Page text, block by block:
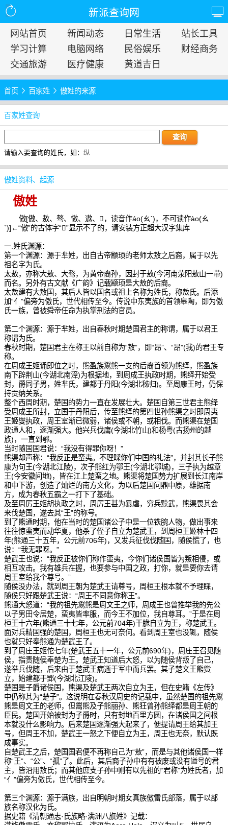
新派查询网
网站首页 新闻动态 日常生活
站长工具
学习计算
电脑网络 民俗娱乐
财经商务
交通旅游
医疗健康 黄道吉日
首页 百家姓 傲姓的来源
百家姓查询
请输入要查询的姓氏，如： 纵
傲姓资料、起源
傲姓
傲[傲、敖、骜、慠、遨、𢾕，读音作áo(ㄠˊ)，不可读作ào(ㄠ
ˋ)]←“傲”的古体字“𢾕”显示不了的，请安装方正超大汉字集库
一.姓氏渊源：
第一个渊源：源于芈姓，出自古帝颛顼的老师太敖之后裔，属于以先
祖名字为氏。
太敖，亦称大敖、大骜，为黄帝裔孙，因封于敖(今河南荥阳敖山一带)
而名。另外有古文献《广韵》记载颛顼是大敖的后裔。
太敖建有大敖国，其后人皆以国名或祖上名称为姓氏，称敖氏。后添
加“亻”偏旁为傲氏，世代相传至今。传说中东夷族的首领皋陶，即为傲
氏一族，曾被舜帝任命为执掌刑法的官员。
第二个渊源：源于芈姓，出自春秋时期楚国君主的称谓，属于以君王
称谓为氏。
春秋时期，楚国君主在称王以前自称为“敖”，即“昂”、“昂”(我)的君王专
称。
在周成王姬诵即位之时，熊盈族鬻熊一支的后裔首领为熊绎，熊盈族
南下辟荆山(今湖北南漳)为根据地，到周成王执政时期，熊绎开始受
封，爵同子男，姓芈氏，建都于丹阳(今湖北秭归)。至周康王时，仍保
持贡纳关系。
整个西周时期，楚国的势力一直在发展壮大。楚国自第三世君主熊绎
受周成王所封，立国于丹阳后，传至熊绎的第四世孙熊渠之时即周夷
王姬燮执政，周王室渐已微弱，诸侯或不朝，或相伐。而熊渠在楚国
政通人和，逐渐强大。他兴兵伐庸(今湖北竹山)和杨粤(古扬州的越
族)，一直到鄂。
当时随国国君说：“我没有得罪你呀！”
熊渠却声称：“我反正是蛮夷。不理睬你们中国的礼法”，并封其长子熊
康为句王(今湖北江陵)，次子熊红为鄂王(今湖北鄂城)，三子执为越章
王(今安徽间地)，皆在江上楚蛮之地。熊渠将楚国势力扩展到长江南岸
和中下游，创造了灿烂的南方文化，为以后楚国问鼎中原，雄据南
方，成为春秋五霸之一打下了基础。
及至周厉王姬胡执政之时，周厉王甚为暴虐，穷兵黩武，熊渠畏其会
来伐楚国，遂去其“王”的称号。
到了熊通时期，他在当时的楚国诸公子中是一位铁腕人物，做出事来
往往惊蛮夷而动华夏，他杀了侄子自立为楚武王，到周桓王姬林十四
年(熊通三十五年，公元前706年)，又发兵征伐伐随国，随侯慌了，也
说：“我无罪呀。”
楚武王也说：“我反正被你们称作蛮夷，今你们诸侯国皆为叛相侵，或
相互攻击。我有雄兵在握，也要参与中国之政，打你，就是要你去请
周王室给我个尊号。”
随侯没办法，就到周王朝为楚武王请尊号，周桓王根本就不予理睬，
随侯只好跟楚武王说：“周王不同意你称王”。
熊通大怒道：“我的祖先鬻熊是周文王之师，周成王也曾推举我的先公
以子男田令居楚，蛮夷皆率服，而今王不加位，我自尊耳。”于是在周
桓王十六年(熊通三十七年，公元前704年)干脆自立为王，称楚武王。
面对兵精国强的楚国，周桓王也无可奈何。看到周王室也没辄，随侯
也就只好奉熊通为楚武王了。
到了周庄王姬佗七年(楚武王五十一年，公元前690年)，周庄王召见随
侯，指责随侯奉楚为王。楚武王知道后大怒，以为随侯背叛了自己，
遂举兵伐随，后来由于楚武王病逝于军中而兵罢。其子楚文王熊赀
立，始建都于郢(今湖北江陵)。
楚国是子爵诸侯国，熊渠及楚武王两次自立为王，但在史籍《左传》
中仍称其为“楚子”。这说明在春秋汉周史的记载中，虽然楚国的祖先鬻
熊是周文王的老师，但鬻熊及子熊丽孙、熊狂曾孙熊绎都是周王朝的
臣民。楚国开始被封为子爵时，只有封地百里方圆，在诸侯国之间根
本就没什么影响力。后来楚国逐渐强大起来了，便提请周王给其加王
号，但周王不加，楚武王一怒之下便自立为王，周王也无奈，默认既
成事实。
自楚武王之后，楚国国君便不再称自己为“敖”，而是与其他诸侯国一样
称“王”、“公”、“孤”了。此后，其后裔子孙中有有被废或没有谥号的君
主，皆沿用敖氏；而其他庶支子孙中则有以先祖的“君称”为姓氏者，加
“亻”偏旁为傲氏，世代相传至今。
第三个渊源：源于满族，出自明朝时期女真族傲雷氏部落，属于以部
族名称汉化为氏。
据史籍《清朝通志·氏族略·满洲八旗姓》记载：